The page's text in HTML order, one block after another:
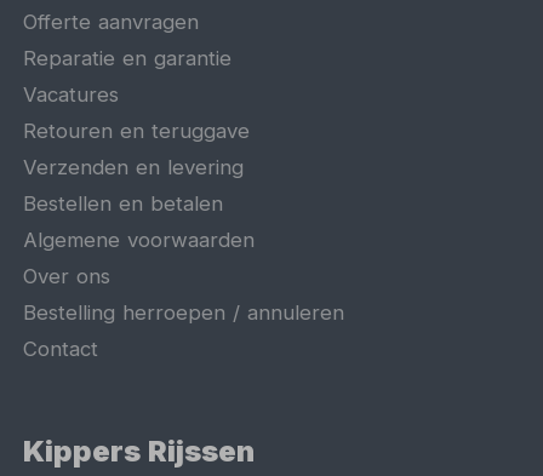
Offerte aanvragen
Reparatie en garantie
Vacatures
Retouren en teruggave
Verzenden en levering
Bestellen en betalen
Algemene voorwaarden
Over ons
Bestelling herroepen / annuleren
Contact
Kippers Rijssen